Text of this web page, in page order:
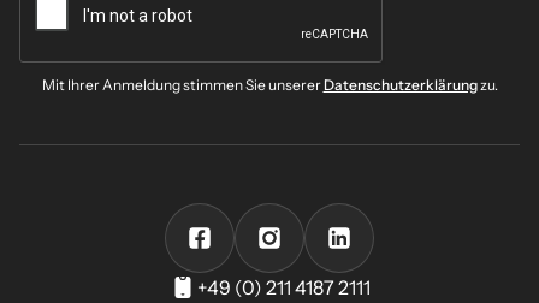
Mit Ihrer Anmeldung stimmen Sie unsererDatenschutzerklärungzu.
+49 (0) 211 4187 2111